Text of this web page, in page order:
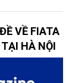
VỀ FIATA
HÀ NỘI